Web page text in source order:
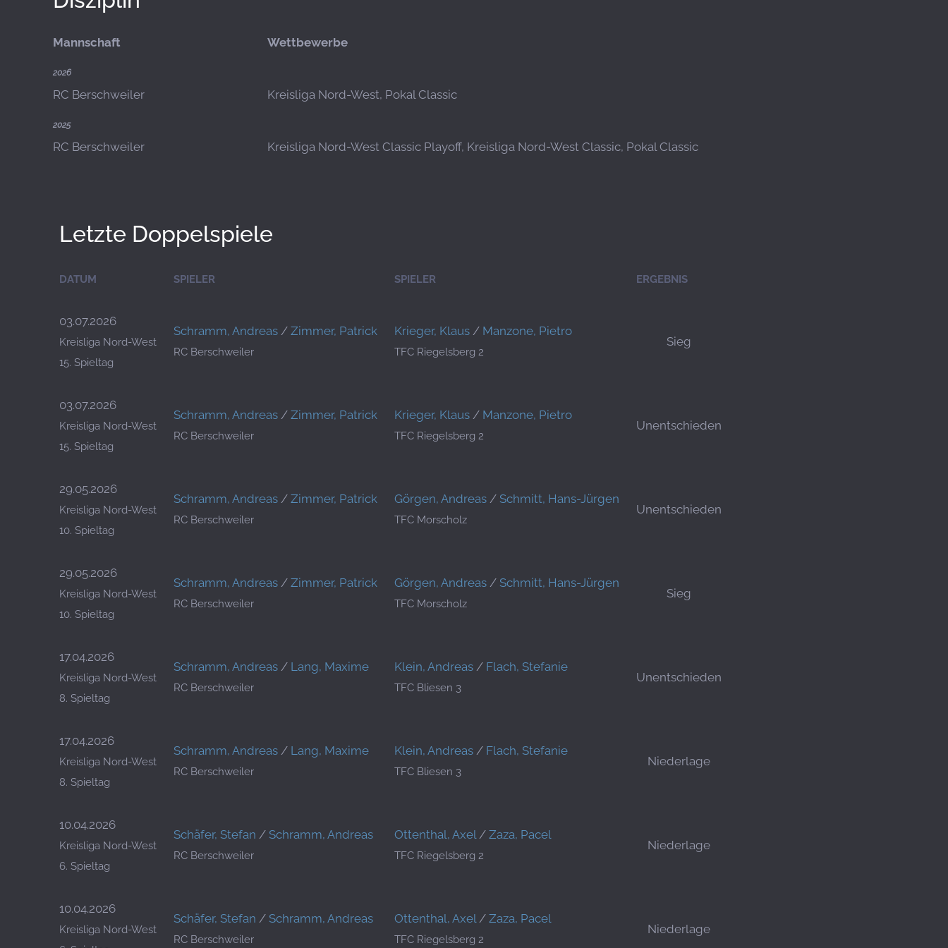
Mannschaft Wettbewerbe
2026
RC Berschweiler Kreisliga Nord-West, Pokal Classic
2025
RC Berschweiler Kreisliga Nord-West Classic Playoff, Kreisliga Nord-West Classic, Pokal Classic
Letzte Doppelspiele
DATUM SPIELER SPIELER ERGEBNIS
03.07.2026
Kreisliga Nord-West
15. Spieltag
Schramm, Andreas / Zimmer, Patrick
RC Berschweiler
Krieger, Klaus / Manzone, Pietro
TFC Riegelsberg 2
Sieg
03.07.2026
Kreisliga Nord-West
15. Spieltag
Schramm, Andreas / Zimmer, Patrick
RC Berschweiler
Krieger, Klaus / Manzone, Pietro
TFC Riegelsberg 2
Unentschieden
29.05.2026
Kreisliga Nord-West
10. Spieltag
Schramm, Andreas / Zimmer, Patrick
RC Berschweiler
Görgen, Andreas / Schmitt, Hans-Jürgen
TFC Morscholz
Unentschieden
29.05.2026
Kreisliga Nord-West
10. Spieltag
Schramm, Andreas / Zimmer, Patrick
RC Berschweiler
Görgen, Andreas / Schmitt, Hans-Jürgen
TFC Morscholz
Sieg
17.04.2026
Kreisliga Nord-West
8. Spieltag
Schramm, Andreas / Lang, Maxime
RC Berschweiler
Klein, Andreas / Flach, Stefanie
TFC Bliesen 3
Unentschieden
17.04.2026
Kreisliga Nord-West
8. Spieltag
Schramm, Andreas / Lang, Maxime
RC Berschweiler
Klein, Andreas / Flach, Stefanie
TFC Bliesen 3
Niederlage
10.04.2026
Kreisliga Nord-West
6. Spieltag
Schäfer, Stefan / Schramm, Andreas
RC Berschweiler
Ottenthal, Axel/ Zaza, Pacel
TFC Riegelsberg 2
Niederlage
10.04.2026
Kreisliga Nord-West
Schäfer, Stefan / Schramm, Andreas
RC Berschweiler
Ottenthal, Axel/ Zaza, Pacel
TFC Riegelsberg 2
Niederlage